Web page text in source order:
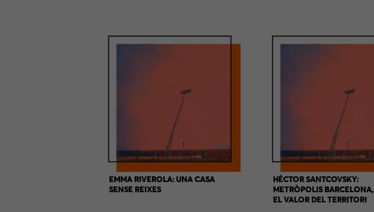
EMMA RIVEROLA: UNA CASA
SENSE REIXES
HÉCTOR SANTCOVSKY:
METRÒPOLIS BARCELONA,
EL VALOR DEL TERRITORI